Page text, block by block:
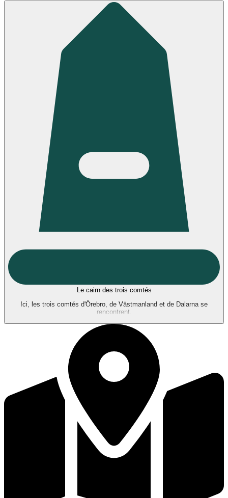
Le cairn des trois comtés
Ici, les trois comtés d'Örebro, de Västmanland et de Dalarna se
rencontrent.